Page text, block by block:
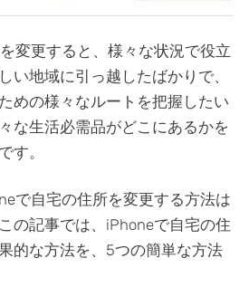
変更すると、様々な状況で役立
い地域に引っ越したばかりで、
めの様々なルートを把握したい
な生活必需品がどこにあるかを
す。
で自宅の住所を変更する方法は
の記事では、iPhoneで自宅の住
的な方法を、5つの簡単な方法